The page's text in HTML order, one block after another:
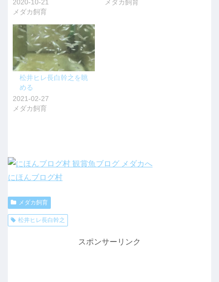
2020-10-21
メダカ飼育
メダカ飼育
松井ヒレ長白幹之を眺
める
2021-02-27
メダカ飼育
にほんブログ村
メダカ飼育
松井ヒレ長白幹之
スポンサーリンク